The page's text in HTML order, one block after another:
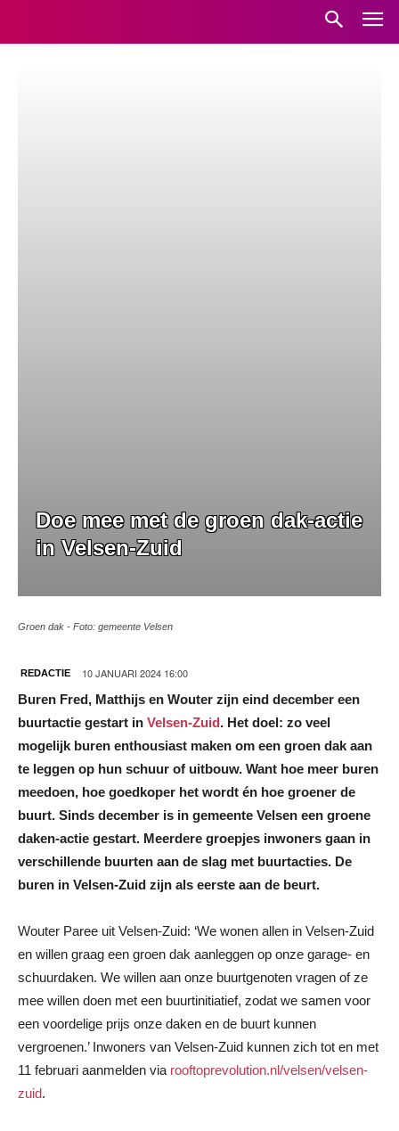
Doe mee met de groen dak-actie
in Velsen-Zuid
Groen dak - Foto: gemeente Velsen
REDACTIE 10 JANUARI 2024 16:00
Buren Fred, Matthijs en Wouter zijn eind december een
buurtactie gestart in Velsen-Zuid. Het doel: zo veel
mogelijk buren enthousiast maken om een groen dak aan
te leggen op hun schuur of uitbouw. Want hoe meer buren
meedoen, hoe goedkoper het wordt én hoe groener de
buurt. Sinds december is in gemeente Velsen een groene
daken-actie gestart. Meerdere groepjes inwoners gaan in
verschillende buurten aan de slag met buurtacties. De
buren in Velsen-Zuid zijn als eerste aan de beurt.
Wouter Paree uit Velsen-Zuid: ‘We wonen allen in Velsen-Zuid
en willen graag een groen dak aanleggen op onze garage- en
schuurdaken. We willen aan onze buurtgenoten vragen of ze
mee willen doen met een buurtinitiatief, zodat we samen voor
een voordelige prijs onze daken en de buurt kunnen
vergroenen.’ Inwoners van Velsen-Zuid kunnen zich tot en met
11 februari aanmelden via rooftoprevolution.nl/velsen/velsen-
zuid.